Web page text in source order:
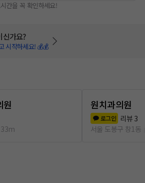
간을 꼭 확인하세요!
신가요?
시작하세요! 💰💰
원
33m
원치과의원
로그인 리뷰 3
서울 도봉구 창1동